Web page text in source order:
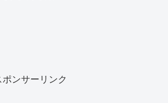
ポンサーリンク